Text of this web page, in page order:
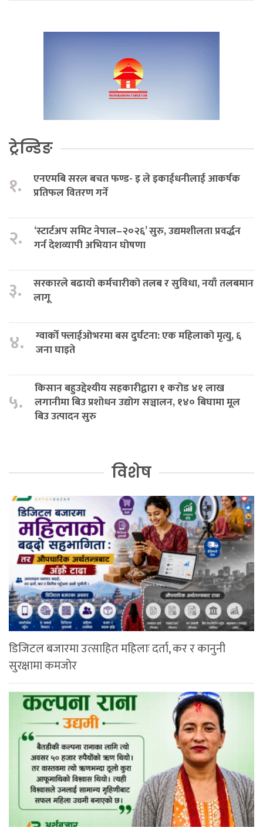
ट्रेन्डिङ
१.
एनएमबि सरल बचत फण्ड- इ ले इकाईधनीलाई आकर्षक
प्रतिफल वितरण गर्ने
२.
‘स्टार्टअप समिट नेपाल–२०२६’ सुरु, उद्यमशीलता प्रवर्द्धन
गर्न देशव्यापी अभियान घोषणा
३.
सरकारले बढायो कर्मचारीको तलब र सुविधा, नयाँ तलबमान
लागू
४.
ग्वार्को फ्लाईओभरमा बस दुर्घटना: एक महिलाको मृत्यु, ६
जना घाइते
५.
किसान बहुउद्देश्यीय सहकारीद्वारा १ करोड ४१ लाख
लगानीमा बिउ प्रशोधन उद्योग सञ्चालन, १४० बिघामा मूल
बिउ उत्पादन सुरु
विशेष
डिजिटल बजारमा उत्साहित महिलाः दर्ता, कर र कानुनी
सुरक्षामा कमजोर